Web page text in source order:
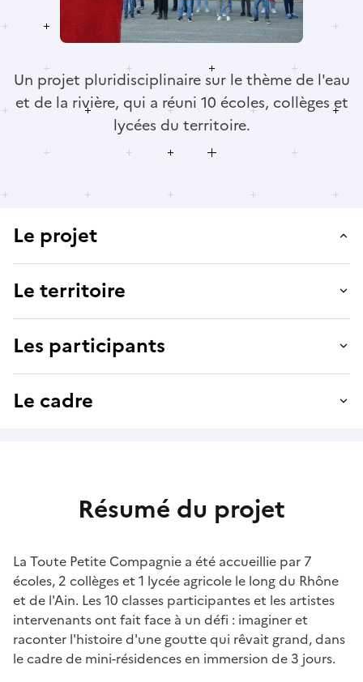
Un projet pluridisciplinaire sur le thème de l'eau
et de la rivière, qui a réuni 10 écoles, collèges et
lycées du territoire.
Le projet
Le territoire
Les participants
Le cadre
Résumé du projet
La Toute Petite Compagnie a été accueillie par 7
écoles, 2 collèges et 1 lycée agricole le long du Rhône
et de l'Ain. Les 10 classes participantes et les artistes
intervenants ont fait face à un défi : imaginer et
raconter l'histoire d'une goutte qui rêvait grand, dans
le cadre de mini-résidences en immersion de 3 jours.